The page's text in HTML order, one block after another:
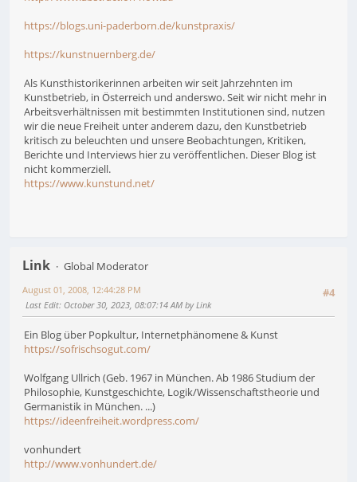
https://blogs.uni-paderborn.de/kunstpraxis/
https://kunstnuernberg.de/
Als Kunsthistorikerinnen arbeiten wir seit Jahrzehnten im
Kunstbetrieb, in Österreich und anderswo. Seit wir nicht mehr in
Arbeitsverhältnissen mit bestimmten Institutionen sind, nutzen
wir die neue Freiheit unter anderem dazu, den Kunstbetrieb
kritisch zu beleuchten und unsere Beobachtungen, Kritiken,
Berichte und Interviews hier zu veröffentlichen. Dieser Blog ist
nicht kommerziell.
https://www.kunstund.net/
Link
Global Moderator
#4
August 01, 2008, 12:44:28 PM
Last Edit: October 30, 2023, 08:07:14 AM by Link
Ein Blog über Popkultur, Internetphänomene & Kunst
https://sofrischsogut.com/
Wolfgang Ullrich (Geb. 1967 in München. Ab 1986 Studium der
Philosophie, Kunstgeschichte, Logik/Wissenschaftstheorie und
Germanistik in München. ...)
https://ideenfreiheit.wordpress.com/
vonhundert
http://www.vonhundert.de/